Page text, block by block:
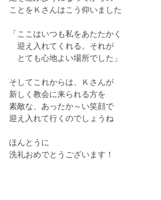
ことをＫさんはこう仰いました
「ここはいつも私をあたたかく
迎え入れてくれる。それが
とても心地よい場所でした」
そしてこれからは、Ｋさんが
新しく教会に来られる方を
素敵な、あったか～い笑顔で
迎え入れて行くのでしょうね
ほんとうに
洗礼おめでとうございます！